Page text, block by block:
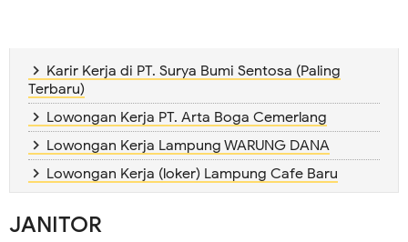
Karir Kerja di PT. Surya Bumi Sentosa (Paling
Terbaru)
Lowongan Kerja PT. Arta Boga Cemerlang
Lowongan Kerja Lampung WARUNG DANA
Lowongan Kerja (loker) Lampung Cafe Baru
JANITOR